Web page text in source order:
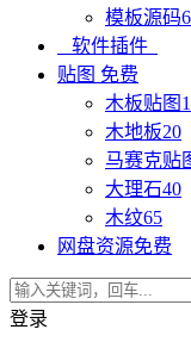
模板源码
软件插件
贴图 免费
木板贴图
木地板20
马赛克贴
大理石40
木纹65
网盘资源免费
登录